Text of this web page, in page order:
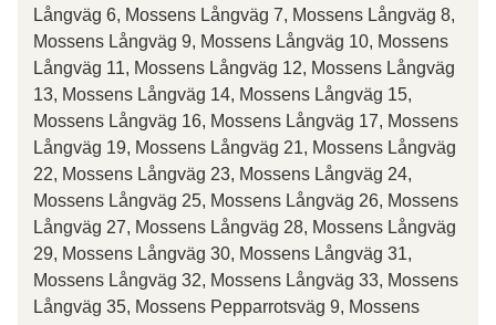
Långväg 6, Mossens Långväg 7, Mossens Långväg 8,
Mossens Långväg 9, Mossens Långväg 10, Mossens
Långväg 11, Mossens Långväg 12, Mossens Långväg
13, Mossens Långväg 14, Mossens Långväg 15,
Mossens Långväg 16, Mossens Långväg 17, Mossens
Långväg 19, Mossens Långväg 21, Mossens Långväg
22, Mossens Långväg 23, Mossens Långväg 24,
Mossens Långväg 25, Mossens Långväg 26, Mossens
Långväg 27, Mossens Långväg 28, Mossens Långväg
29, Mossens Långväg 30, Mossens Långväg 31,
Mossens Långväg 32, Mossens Långväg 33, Mossens
Långväg 35, Mossens Pepparrotsväg 9, Mossens